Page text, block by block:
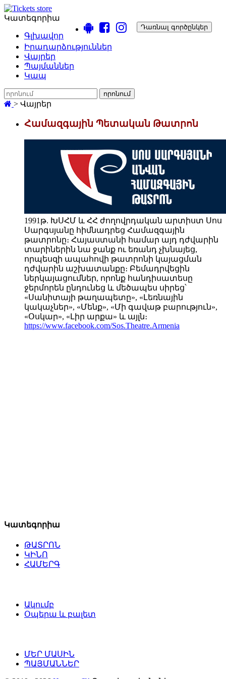
Դառնալ գործընկեր
Կատեգորիա
Գլխավոր
Իրադարձություններ
Վայրեր
Պայմաններ
Կապ
որոնում
> Վայրեր
Համազգային Պետական Թատրոն
1991թ. ԽՍՀՄ և ՀՀ ժողովրդական արտիստ Սոս
Սարգսյանը հիմնադրեց Համազգային
թատրոնը։ Հայաստանի համար այդ դժվարին
տարիներին նա ջանք ու եռանդ չխնայեց,
որպեսզի ապահովի թատրոնի կայացման
դժվարին աշխատանքը։ Բեմադրվեցին
ներկայացումներ, որոնք հանդիսատեսը
ջերմորեն ընդունեց և մեծապես սիրեց՝
«Սանիտայի թաղապետը», «Լեռնային
կակաչներ», «Մենք», «Մի գավաթ բարություն»,
«Օսկար», «Լիր արքա» և այլն։
https://www.facebook.com/Sos.Theatre.Armenia
Կատեգորիա
ԹԱՏՐՈՆ
ԿԻՆՈ
ՀԱՄԵՐԳ
Ակումբ
Օպերա և բալետ
ՄԵՐ ՄԱՍԻՆ
ՊԱՅՄԱՆՆԵՐ